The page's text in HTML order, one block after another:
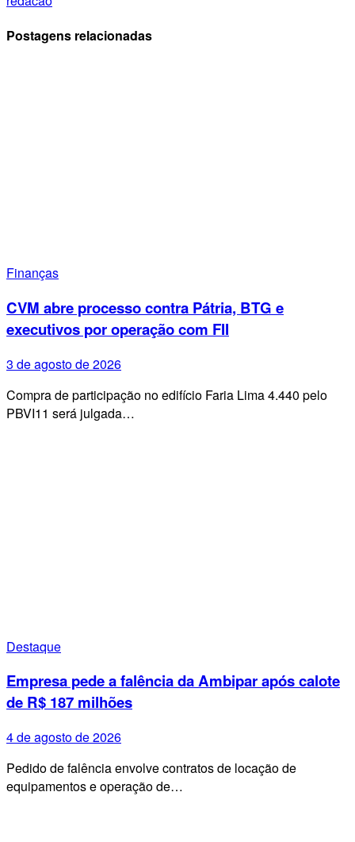
Postagens relacionadas
Finanças
CVM abre processo contra Pátria, BTG e
executivos por operação com FII
3 de agosto de 2026
Compra de participação no edifício Faria Lima 4.440 pelo
PBVI11 será julgada…
Destaque
Empresa pede a falência da Ambipar após calote
de R$ 187 milhões
4 de agosto de 2026
Pedido de falência envolve contratos de locação de
equipamentos e operação de…